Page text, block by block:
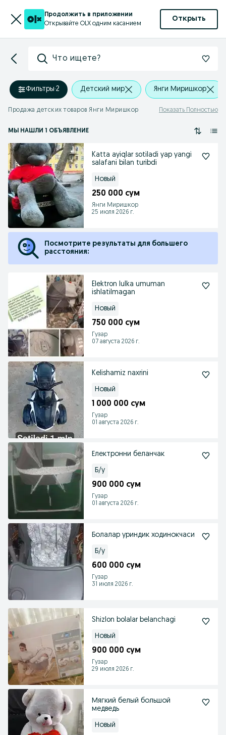
Продолжить в приложении
Открывайте OLX одним касанием
Открыть
Что ищете?
Фильтры·2 Детский мир Янги Миришкор
Продажа детских товаров Янги Миришкор Показать Полностью
МЫ НАШЛИ 1 ОБЪЯВЛЕНИЕ
Katta ayiqlar sotiladi yap yangi
salafani bilan turibdi
Новый
250 000 сум
Янги Миришкор
25 июля 2026 г.
Посмотрите результаты для большего
расстояния:
Elektron lulka umuman
ishlatilmagan
Новый
750 000 сум
Гузар
07 августа 2026 г.
Kelishamiz naxrini
Новый
1 000 000 сум
Гузар
01 августа 2026 г.
Електронни беланчак
Б/у
900 000 сум
Гузар
01 августа 2026 г.
Болалар уриндик ходинокчаси
Б/у
600 000 сум
Гузар
31 июля 2026 г.
Shizlon bolalar belanchagi
Новый
900 000 сум
Гузар
29 июля 2026 г.
Мягкий белый большой
медведь
Новый